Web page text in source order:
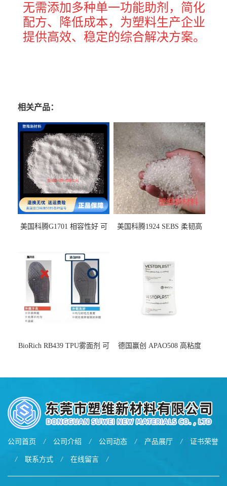
无需添加多种单一功能助剂，简化
配方、降低成本，为塑料生产企业
提供高效、稳定的综合解决方案。
相关产品：
美国科腾G1701 相容性好 可
美国科腾1924 SEBS 柔韧高
BioRich RB439 TPU雾面剂 可
德国赢创 APAO508 高粘度
公司首页 / 公司介绍 / 公司动态 / 产品展厅 / 证书荣誉
/ 联系方式 / 在线留言 /